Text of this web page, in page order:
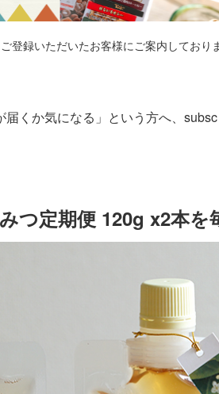
録いただいたお客様にご案内しておりま
届くか気になる」という方へ、
つ定期便 120g x2本を